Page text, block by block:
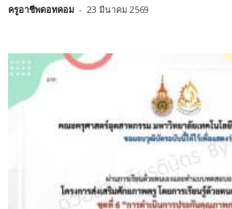
ครูอาชีพดอทคอม - 23 มีนาคม 2569